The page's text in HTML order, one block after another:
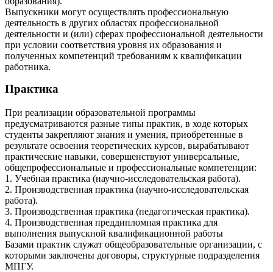
Выпускники могут осуществлять профессиональную
деятельность в других областях профессиональной
деятельности и (или) сферах профессиональной деятельности
при условии соответствия уровня их образования и
полученных компетенций требованиям к квалификации
работника.
Практика
При реализации образовательной программы
предусматриваются разные типы практик, в ходе которых
студенты закрепляют знания и умения, приобретенные в
результате освоения теоретических курсов, вырабатывают
практические навыки, совершенствуют универсальные,
общепрофессиональные и профессиональные компетенции:
1. Учебная практика (научно-исследовательская работа).
2. Производственная практика (научно-исследовательская
работа).
3. Производственная практика (педагогическая практика).
4. Производственная преддипломная практика для
выполнения выпускной квалификационной работы
Базами практик служат общеобразовательные организации, с
которыми заключены договоры, структурные подразделения
МПГУ.